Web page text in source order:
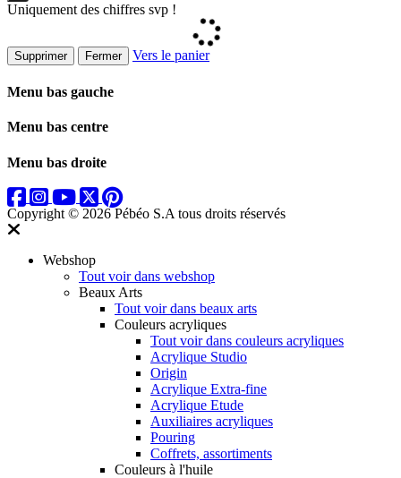
Uniquement des chiffres svp !
Supprimer Fermer Vers le panier
Menu bas gauche
Menu bas centre
Menu bas droite
Copyright © 2026 Pébéo S.A tous droits réservés
Webshop
Tout voir dans webshop
Beaux Arts
Tout voir dans beaux arts
Couleurs acryliques
Tout voir dans couleurs acryliques
Acrylique Studio
Origin
Acrylique Extra-fine
Acrylique Etude
Auxiliaires acryliques
Pouring
Coffrets, assortiments
Couleurs à l'huile